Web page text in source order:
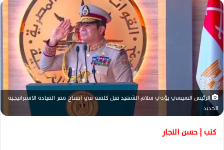
ك
و
الرئيس السيسي يؤدي سلام الشهيد قبل كلمته في افتتاح مقر القيادة الاستراتيجية
الجديد
كتب | حسن النجار